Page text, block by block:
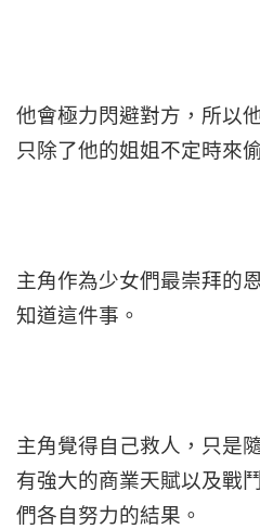
他會極力閃避對方，所以
只除了他的姐姐不定時來
主角作為少女們最崇拜的
知道這件事。
主角覺得自己救人，只是
有強大的商業天賦以及戰
們各自努力的結果。